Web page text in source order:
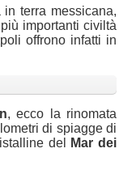
terra messicana,
importanti civiltà
offrono infatti in
, ecco la rinomata
di spiagge di
del
Mar dei